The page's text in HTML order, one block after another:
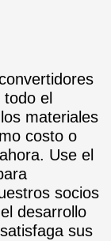
el
materiales
costo o
Use el
socios
desarrollo
sus